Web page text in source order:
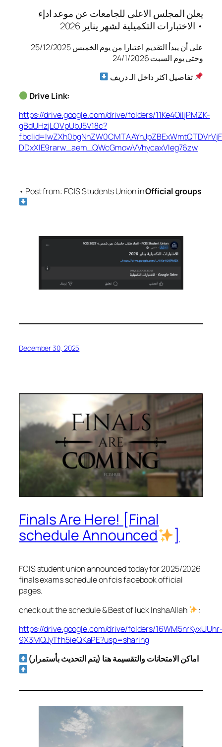
يعلن المجلس الاعلى للجامعات عن موعد ادإء
الاختبارات التكميلية لشهر يناير 2026 •
على أن يبدأ التقدیم اعتبارا من یوم الخمیس 25/12/2025
وحتی یوم السبت 24/1/2026
تفاصيل اكثر داخل الـ دريف
Drive Link:
https://drive.google.com/drive/folders/11Ke4OiIjPMZK-
gBdUHzjLOVpUbJ5V18c?
DDxXIE9rarw_aem_QWcGmowVVhycaxVleg76zw
• Post from: FCIS Students Union inOfficial groups
December 30, 2025
Finals Are Here! [Final
schedule Announced
]
FCIS student union announced today for 2025/2026
finals exams schedule on fcis facebook official
pages.
check out the schedule & Best of luck InshaAllah
:
https://drive.google.com/drive/folders/
9X3MQJyTfh5ieQKaPE?usp=sharing
اماكن الامتحانات والتقسيمة هنا (يتم التحديث بأستمرار)